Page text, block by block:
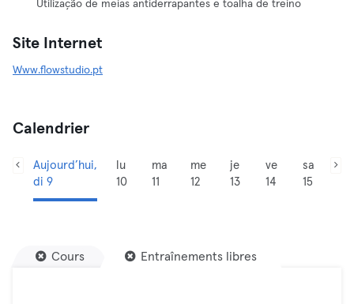
Utilização de meias antiderrapantes e toalha de treino
Site Internet
Www.flowstudio.pt
Calendrier
Aujourd’hui,
di 9
lu
10
ma
11
me
12
je
13
ve
14
sa
15
Cours Entraînements libres